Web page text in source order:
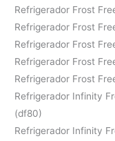
Refrigerador Frost
Refrigerador Frost
Refrigerador Frost
Refrigerador Frost
Refrigerador Frost
Refrigerador Infinity
(df80)
Refrigerador Infinity